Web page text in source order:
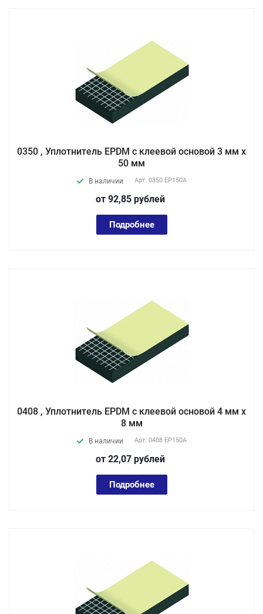
0350 , Уплотнитель EPDM с клеевой основой 3 мм х
50 мм
В наличии Арт. 0350 EP150А
от 92,85 рублей
Подробнее
0408 , Уплотнитель EPDM с клеевой основой 4 мм х
8 мм
В наличии Арт. 0408 EP150А
от 22,07 рублей
Подробнее